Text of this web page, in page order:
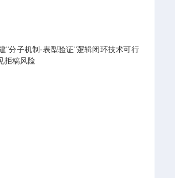
"分子机制-表型验证"逻辑闭环技术可行
拒稿风险